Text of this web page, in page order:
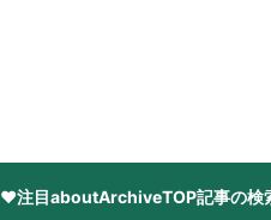
♥注目aboutArchiveTOP記事の検